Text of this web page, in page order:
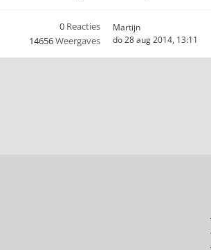
0 Reacties
14656Weergaves
Martijn
do 28 aug 2014, 13:11